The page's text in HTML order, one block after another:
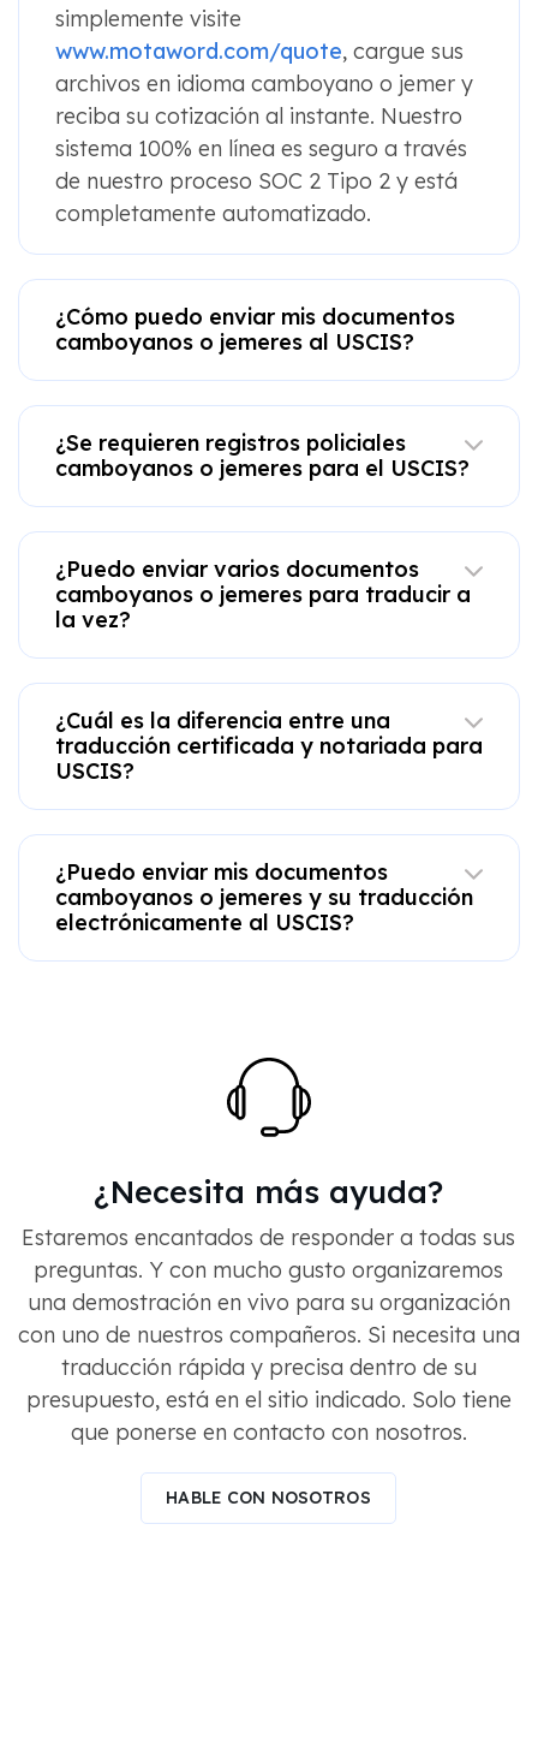
simplemente visite
www.motaword.com/quote, cargue sus
archivos en idioma camboyano o jemer y
reciba su cotización al instante. Nuestro
sistema 100% en línea es seguro a través
de nuestro proceso SOC 2 Tipo 2 y está
completamente automatizado.
¿Cómo puedo enviar mis documentos
camboyanos o jemeres al USCIS?
¿Se requieren registros policiales
camboyanos o jemeres para el USCIS?
¿Puedo enviar varios documentos
camboyanos o jemeres para traducir a
la vez?
¿Cuál es la diferencia entre una
traducción certificada y notariada para
USCIS?
¿Puedo enviar mis documentos
camboyanos o jemeres y su traducción
electrónicamente al USCIS?
¿Necesita más ayuda?
Estaremos encantados de responder a todas sus
preguntas. Y con mucho gusto organizaremos
una demostración en vivo para su organización
con uno de nuestros compañeros. Si necesita una
traducción rápida y precisa dentro de su
presupuesto, está en el sitio indicado. Solo tiene
que ponerse en contacto con nosotros.
HABLE CON NOSOTROS